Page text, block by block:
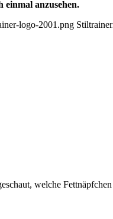
einmal anzusehen.
logo-2001.png Stiltrainer
welche